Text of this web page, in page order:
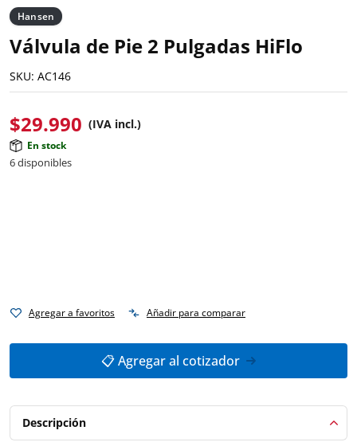
Hansen
Válvula de Pie 2 Pulgadas HiFlo
SKU: AC146
$29.990 (IVA incl.)
En stock
6 disponibles
Agregar a favoritos Añadir para comparar
📋 Agregar al cotizador
Descripción